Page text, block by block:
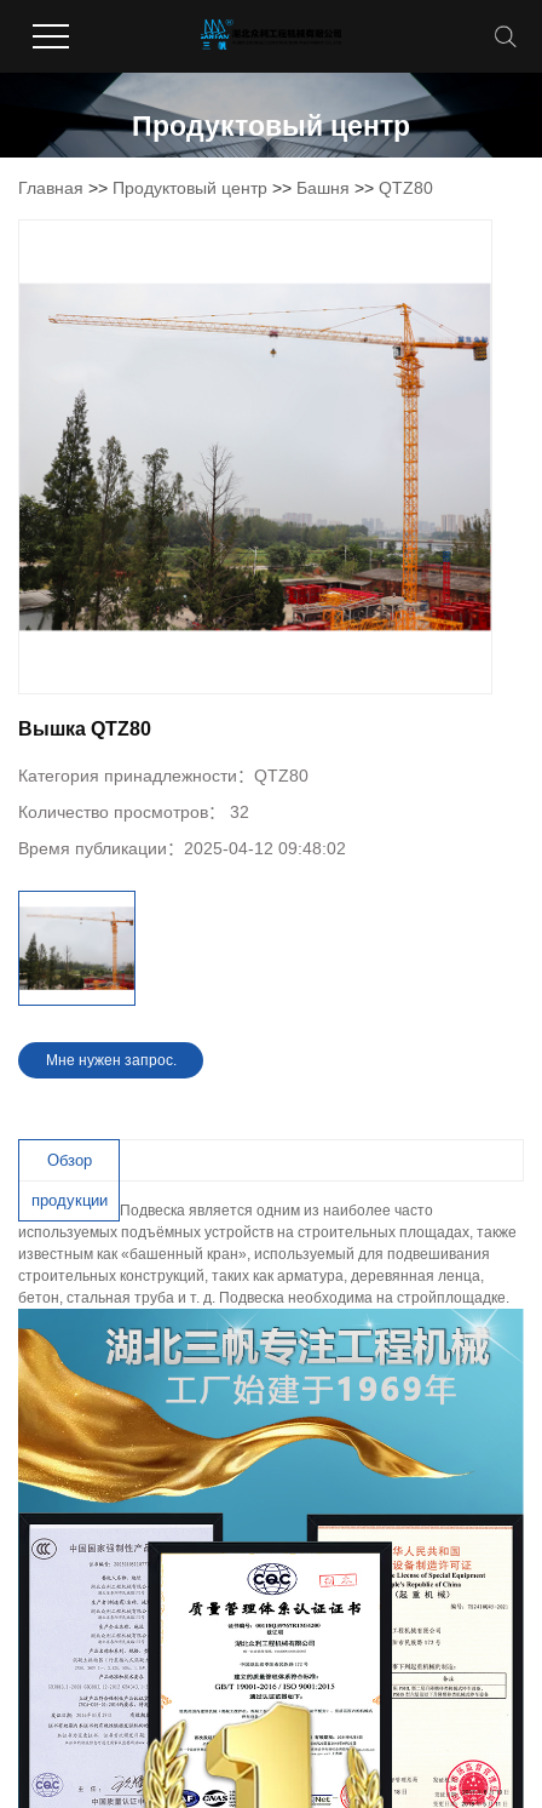
Продуктовый центр
Главная >> Продуктовый центр >> Башня >> QTZ80
Вышка QTZ80
Категория принадлежности： QTZ80
Количество просмотров：
32
Время публикации： 2025-04-12 09:48:02
Мне нужен запрос.
Обзор
продукции
Подвеска является одним из наиболее часто
используемых подъёмных устройств на строительных площадах, также
известным как «башенный кран», используемый для подвешивания
строительных конструкций, таких как арматура, деревянная ленца,
бетон, стальная труба и т. д. Подвеска необходима на стройплощадке.